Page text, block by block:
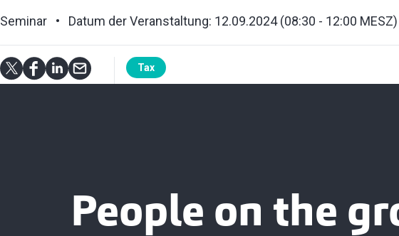
Seminar Datum der Veranstaltung: 12.09.2024 (08:30 - 12:00 MESZ)
Tax
People on the